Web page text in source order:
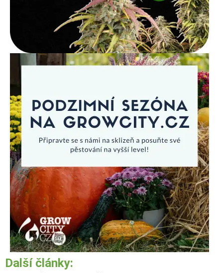
Další články: